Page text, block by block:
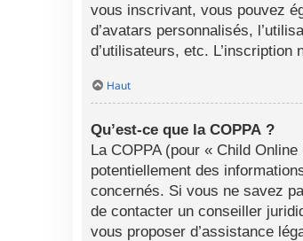
vous inscrivant, vous pouvez
d’avatars personnalisés,
d’utilisateurs, etc. L’inscription
Haut
Qu’est-ce que la COPPA ?
La COPPA (pour « Child
potentiellement des
concernés. Si vous ne savez
de contacter un conseiller
vous proposer d’assistance